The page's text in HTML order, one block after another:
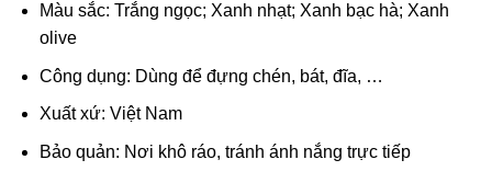
Màu sắc: Trắng ngọc; Xanh nhạt; Xanh bạc hà; Xanh
olive
Công dụng: Dùng để đựng chén, bát, đĩa, …
Xuất xứ: Việt Nam
Bảo quản: Nơi khô ráo, tránh ánh nắng trực tiếp